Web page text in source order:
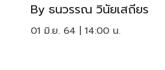
By ธนวรรณ วินัยเสถียร
01 มิ.ย. 64 | 14:00 น.